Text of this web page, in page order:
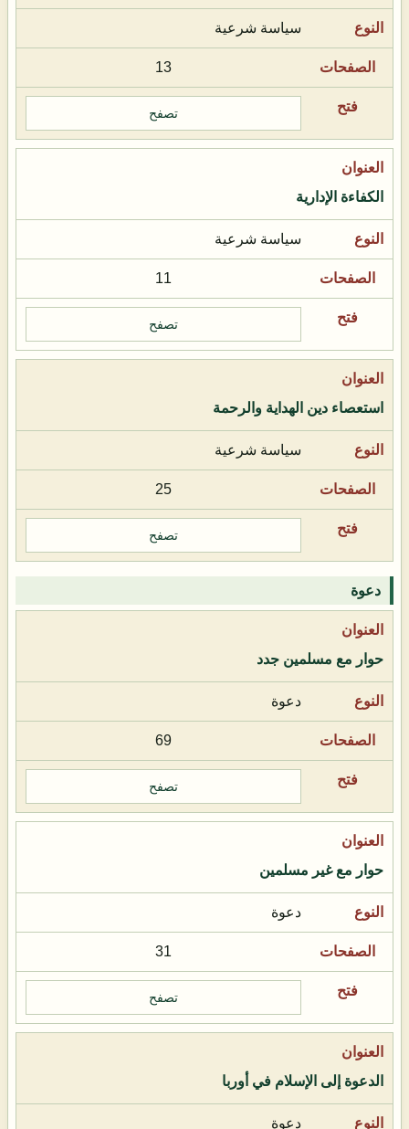
سياسة شرعية
13
تصفح
الكفاءة الإدارية
سياسة شرعية
11
تصفح
استعصاء دين الهداية والرحمة
سياسة شرعية
25
تصفح
دعوة
حوار مع مسلمين جدد
دعوة
69
تصفح
حوار مع غير مسلمين
دعوة
31
تصفح
الدعوة إلى الإسلام في أوربا
دعوة